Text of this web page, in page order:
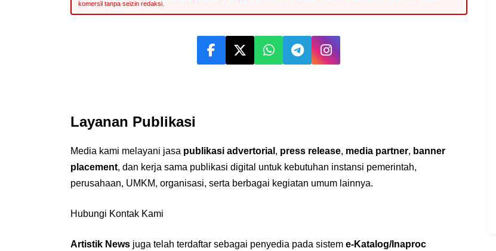
Layanan Publikasi
Media kami melayani jasa publikasi advertorial , press release, media partner, banner
placement, dan kerja sama publikasi digital untuk kebutuhan instansi pemerintah,
perusahaan, UMKM, organisasi, serta berbagai kegiatan umum lainnya.
Hubungi Kontak Kami
Artistik Newsjuga telah terdaftar sebagai penyedia pada sistem e-Katalog/Inaproc